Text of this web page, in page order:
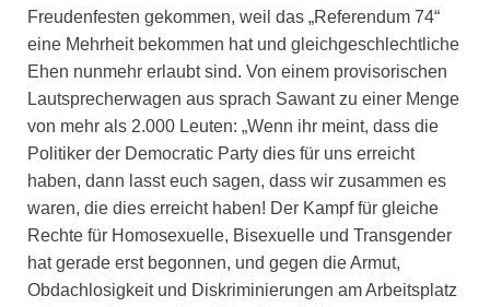
Freudenfesten gekommen, weil das „Referendum 74“
eine Mehrheit bekommen hat und gleichgeschlechtliche
Ehen nunmehr erlaubt sind. Von einem provisorischen
Lautsprecherwagen aus sprach Sawant zu einer Menge
von mehr als 2.000 Leuten: „Wenn ihr meint, dass die
Politiker der Democratic Party dies für uns erreicht
haben, dann lasst euch sagen, dass wir zusammen es
waren, die dies erreicht haben! Der Kampf für gleiche
Rechte für Homosexuelle, Bisexuelle und Transgender
hat gerade erst begonnen, und gegen die Armut,
Obdachlosigkeit und Diskriminierungen am Arbeitsplatz